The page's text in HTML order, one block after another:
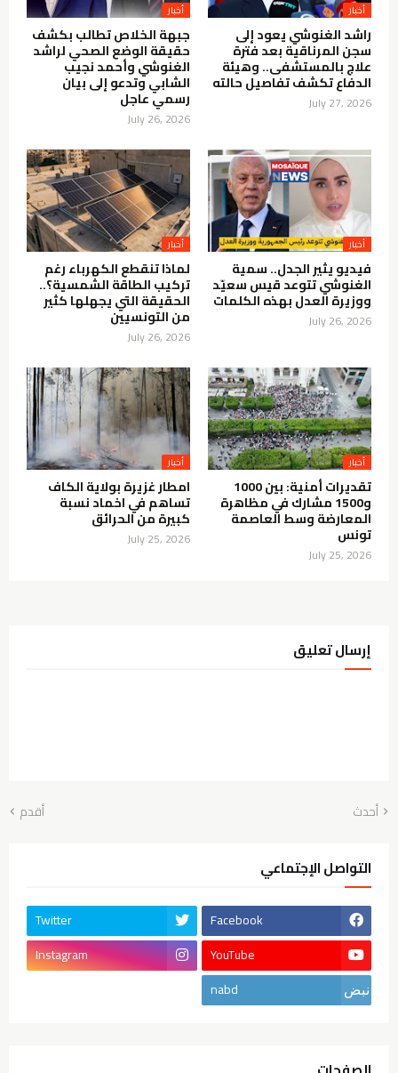
أخبار
راشد الغنوشي يعود إلى
سجن المرناقية بعد فترة
علاج بالمستشفى.. وهيئة
الدفاع تكشف تفاصيل حالته
July 27, 2026
أخبار
جبهة الخلاص تطالب بكشف
حقيقة الوضع الصحي لراشد
الغنوشي وأحمد نجيب
الشابي وتدعو إلى بيان
رسمي عاجل
July 26, 2026
أخبار
فيديو يثير الجدل.. سمية
الغنوشي تتوعد قيس سعيّد
ووزيرة العدل بهذه الكلمات
July 26, 2026
أخبار
لماذا تنقطع الكهرباء رغم
تركيب الطاقة الشمسية؟..
الحقيقة التي يجهلها كثير
من التونسيين
July 26, 2026
أخبار
تقديرات أمنية: بين 1000
و1500 مشارك في مظاهرة
المعارضة وسط العاصمة
تونس
July 25, 2026
أخبار
امطار غزيرة بولاية الكاف
تساهم في اخماد نسبة
كبيرة من الحرائق
July 25, 2026
إرسال تعليق
أحدث أقدم
التواصل الإجتماعي
Facebook
Twitter
YouTube
Instagram
nabd